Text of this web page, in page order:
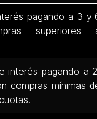
pagando a 3 y
superiores
interés pagando a
compras mínimas